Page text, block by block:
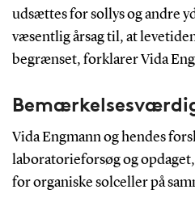
udsættes for sollys og andre
væsentlig årsag til, at
begrænset, forklarer Vida
Vida Engmann og hendes
laboratorieforsøg og
for organiske solceller på